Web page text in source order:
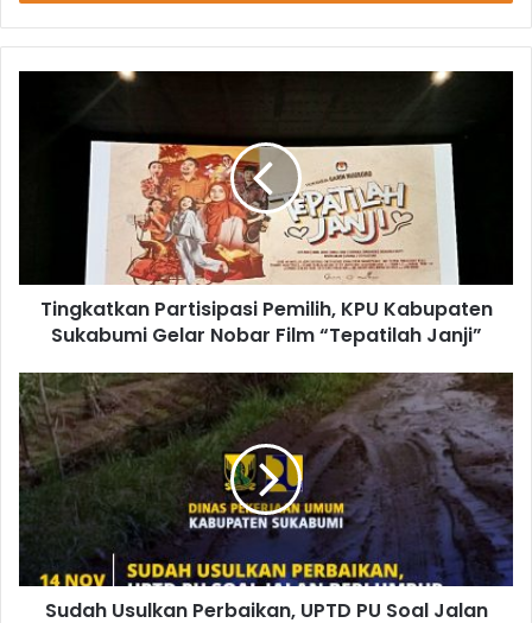
Tingkatkan Partisipasi Pemilih, KPU Kabupaten
Sukabumi Gelar Nobar Film “Tepatilah Janji”
Sudah Usulkan Perbaikan, UPTD PU Soal Jalan